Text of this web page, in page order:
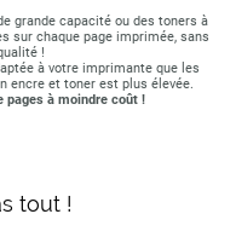
grande capacité ou des toners à
sur chaque page imprimée, sans
!
à votre imprimante que les
encre et toner est plus élevée.
pages à moindre coût !
tout !